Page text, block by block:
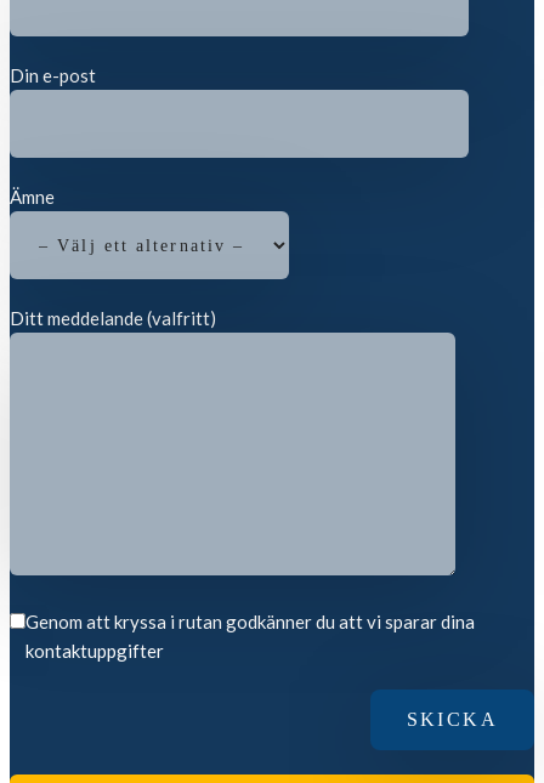
Din e-post
Ämne
Ditt meddelande (valfritt)
Genom att kryssa i rutan godkänner du att vi sparar dina
kontaktuppgifter